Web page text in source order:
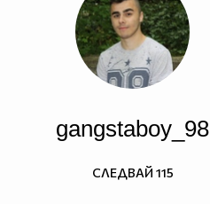
gangstaboy_98
СЛЕДВАЙ 115